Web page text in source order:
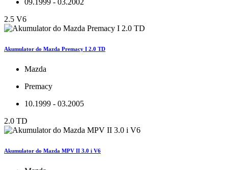
2.5 V6
Akumulator do Mazda Premacy I 2.0 TD
Mazda
Premacy
10.1999 - 03.2005
2.0 TD
Akumulator do Mazda MPV II 3.0 i V6